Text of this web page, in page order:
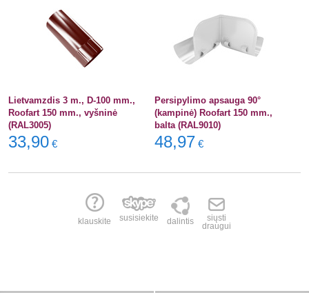
Lietvamzdis 3 m., D-100 mm.,
Roofart 150 mm., vyšninė
(RAL3005)
33,90 €
Persipylimo apsauga 90°
(kampinė) Roofart 150 mm.,
balta (RAL9010)
48,97 €
klauskite susisiekite dalintis
siųsti
draugui